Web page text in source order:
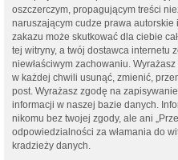
oszczerczym, propagującym treści
naruszającym cudze prawa
zakazu może skutkować dla ciebie
tej witryny, a twój dostawca internetu
niewłaściwym zachowaniu.
w każdej chwili usunąć, zmienić,
post. Wyrażasz zgodę na
informacji w naszej bazie danych.
nikomu bez twojej zgody, ale ani
odpowiedzialności za włamania do
kradzieży danych.